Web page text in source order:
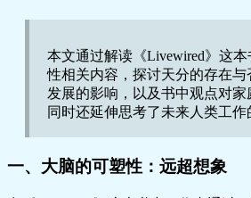
本文通过解读《Livewired》这
性相关内容，探讨天分的存在与
发展的影响，以及书中观点对家
同时还延伸思考了未来人类工作
一、大脑的可塑性：远超想象